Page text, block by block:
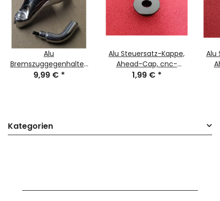
Alu
Bremszuggegenhalter,
inkl. einfacher
9,99 € *
Alu Steuersatz-Kappe,
Ahead-Cap, cnc-
gefräßt, 1", schwarz, NEU
1,99 € *
Alu
Kategorien